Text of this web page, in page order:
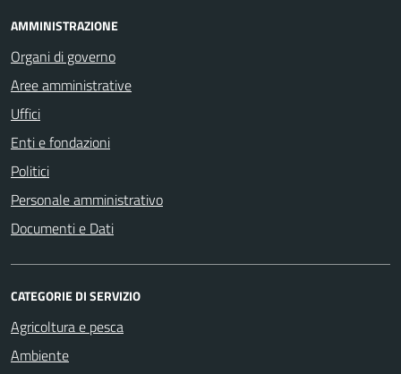
AMMINISTRAZIONE
Organi di governo
Aree amministrative
Uffici
Enti e fondazioni
Politici
Personale amministrativo
Documenti e Dati
CATEGORIE DI SERVIZIO
Agricoltura e pesca
Ambiente